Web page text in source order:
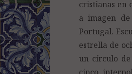
cristianas en
a imagen
Portugal.
estrella de
un círculo de